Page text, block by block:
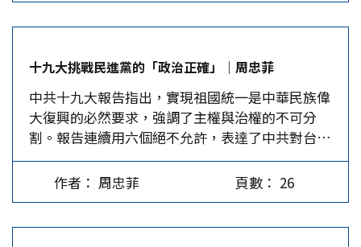
獨，更牽制法理台獨。 我認為，「反獨漸統」是
當前大陸對台政策的主軸，我不講「促統」，因為
促統有壓迫感，習用了更好的語言：兩岸一家親、
台胞居民待遇、心靈相契，統一是漸進的過程才不
會引起台灣人反感。…
意義；對中國的發展更具有未來性與前瞻性。 十
九大召開期間，我人剛好在北京大學參加學術研討
會。這篇文章便是觀察所得。以下談的觀察重點包
括「習核心」、「習思想」、工作報告、修改黨
章、以及新的對台政策。 「習核心」已然形成
首先談一下習近平與「習核心」。經過大規模的
「反腐打貪」，五年來習近平將這個黨，像在延安
「整風」一樣重新清洗了一遍，這讓習近平獲得人
十九大挑戰民進黨的「政治正確」｜周忠菲
中共十九大報告指出，實現祖國統一是中華民族偉
大復興的必然要求，強調了主權與治權的不可分
割。報告連續用六個絕不允許，表達了中共對台獨
的零容忍立場，進一步增強促統壓力，成為政策趨
勢。 民共對立出現升級 賴清德院長改變他在台南
當政時拋出「親中愛台」的溫和立場，亮出「六個
作者： 周忠菲 頁數： 26